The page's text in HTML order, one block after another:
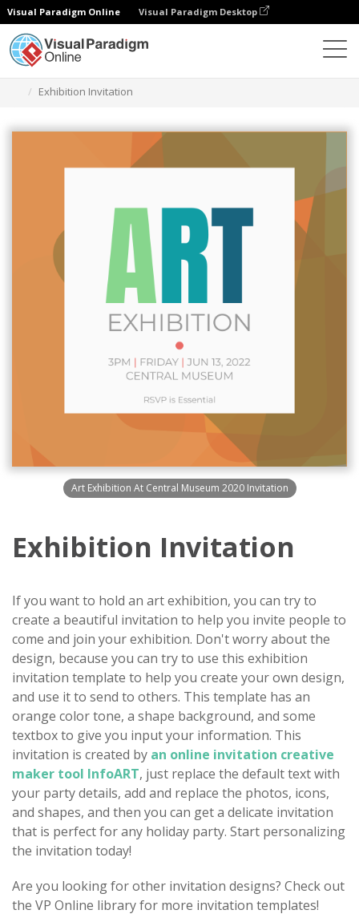
Visual Paradigm Online Visual Paradigm Desktop
Exhibition Invitation
Art Exhibition At Central Museum 2020 Invitation
Exhibition Invitation
If you want to hold an art exhibition, you can try to
create a beautiful invitation to help you invite people to
come and join your exhibition. Don't worry about the
design, because you can try to use this exhibition
invitation template to help you create your own design,
and use it to send to others. This template has an
orange color tone, a shape background, and some
textbox to give you input your information. This
invitation is created by an online invitation creative
maker tool InfoART, just replace the default text with
your party details, add and replace the photos, icons,
and shapes, and then you can get a delicate invitation
that is perfect for any holiday party. Start personalizing
the invitation today!
Are you looking for other invitation designs? Check out
the VP Online library for more invitation templates!